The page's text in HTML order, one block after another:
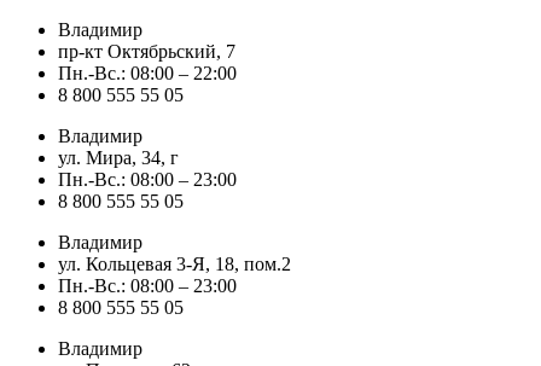
Владимир
пр-кт Октябрьский, 7
Пн.-Вс.: 08:00 – 22:00
8 800 555 55 05
Владимир
ул. Мира, 34, г
Пн.-Вс.: 08:00 – 23:00
8 800 555 55 05
Владимир
ул. Кольцевая 3-Я, 18, пом.2
Пн.-Вс.: 08:00 – 23:00
8 800 555 55 05
Владимир